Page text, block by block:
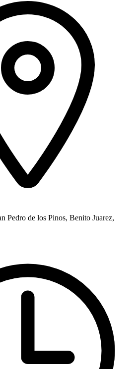
Pedro de los Pinos, Benito Juarez,